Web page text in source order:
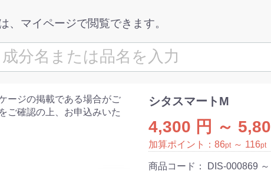
、マイページで閲覧できます。
ージの掲載である場合がご
ご確認の上、お申込みいた
シタスマートM
4,300 円 ～
加算ポイント： 86pt ～ 116pt
商品コード： DIS-000869